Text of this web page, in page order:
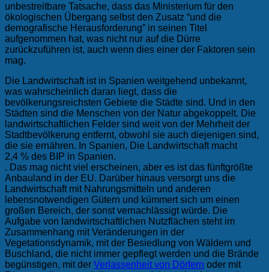
unbestreitbare Tatsache, dass das Ministerium für den
ökologischen Übergang selbst den Zusatz “und die
demografische Herausforderung” in seinen Titel
aufgenommen hat, was nicht nur auf die Dürre
zurückzuführen ist, auch wenn dies einer der Faktoren sein
mag.
Die Landwirtschaft ist in Spanien weitgehend unbekannt,
was wahrscheinlich daran liegt, dass die
bevölkerungsreichsten Gebiete die Städte sind. Und in den
Städten sind die Menschen von der Natur abgekoppelt. Die
landwirtschaftlichen Felder sind weit von der Mehrheit der
Stadtbevölkerung entfernt, obwohl sie auch diejenigen sind,
die sie ernähren. In Spanien, Die Landwirtschaft macht
2,4 % des BIP in Spanien.
. Das mag nicht viel erscheinen, aber es ist das fünftgrößte
Anbauland in der EU. Darüber hinaus versorgt uns die
Landwirtschaft mit Nahrungsmitteln und anderen
lebensnotwendigen Gütern und kümmert sich um einen
großen Bereich, der sonst vernachlässigt würde. Die
Aufgabe von landwirtschaftlichen Nutzflächen steht im
Zusammenhang mit Veränderungen in der
Vegetationsdynamik, mit der Besiedlung von Wäldern und
Buschland, die nicht immer gepflegt werden und die Brände
begünstigen, mit der Verlassenheit von Dörfern oder mit